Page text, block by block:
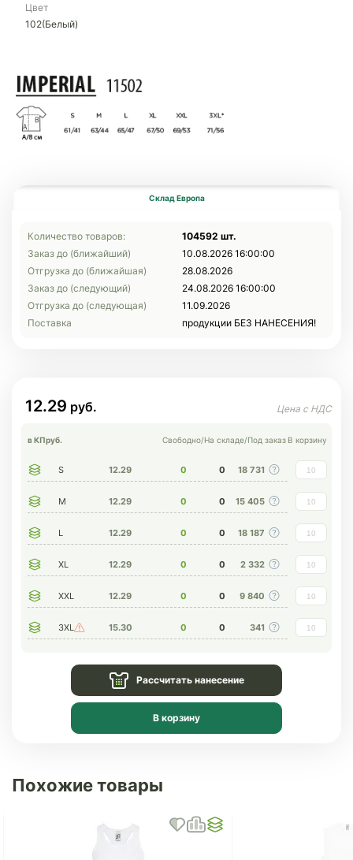
Цвет
102(Белый)
Склад Европа
Количество товаров:
104592 шт.
Заказ до (ближайший)
10.08.2026 16:00:00
Отгрузка до (ближайшая)
28.08.2026
Заказ до (следующий)
24.08.2026 16:00:00
Отгрузка до (следующая)
11.09.2026
Поставка
продукции БЕЗ НАНЕСЕНИЯ!
12.29
в КПруб. Свободно/На складе/Под заказ В корзину
S 12.29 0 0 18 731
M 12.29 0 0 15 405
L 12.29 0 0 18 187
XL 12.29 0 0 2 332
XXL 12.29 0 0 9 840
3XL 15.30 0 0 341
Рассчитать нанесение
В корзину
Похожие товары